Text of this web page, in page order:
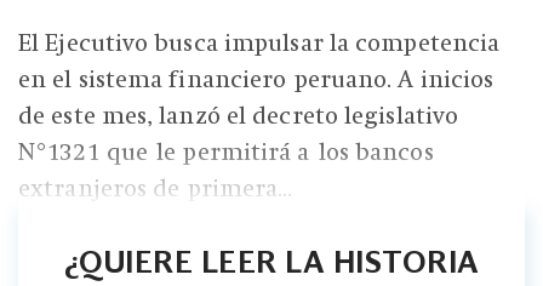
El Ejecutivo busca impulsar la competencia
en el sistema financiero peruano. A inicios
de este mes, lanzó el decreto legislativo
N°1321 que le permitirá a los bancos
extranjeros de primera...
¿QUIERE LEER LA HISTORIA